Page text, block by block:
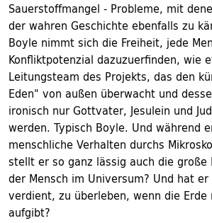
Sauerstoffmangel - Probleme, mit
der wahren Geschichte ebenfalls zu
Boyle nimmt sich die Freiheit, jede
Konfliktpotenzial dazuzuerfinden, wie
Leitungsteam des Projekts, das den
Eden" von außen überwacht und
ironisch nur Gottvater, Jesulein und
werden. Typisch Boyle. Und während
menschliche Verhalten durchs
stellt er so ganz lässig auch die große
der Mensch im Universum? Und hat
verdient, zu überleben, wenn die
aufgibt?